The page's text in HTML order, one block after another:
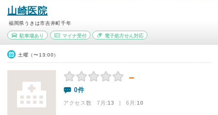
山崎医院
福岡県うきは市吉井町千年
駐車場あり マイナ受付 電子処方せん対応
土曜（〜13:00）
－
0件
アクセス数 7月:13 | 6月:10